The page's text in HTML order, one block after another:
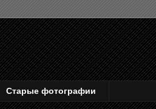
Старые фотографии